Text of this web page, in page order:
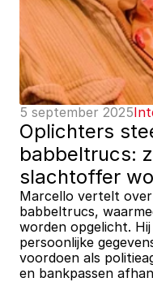
5 september 2025
Oplichters
babbeltrucs:
slachtoffer
Marcello vertelt over
babbeltrucs,
worden opgelicht.
persoonlijke
voordoen als
en bankpassen